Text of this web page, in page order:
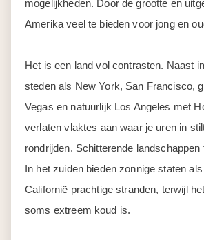
mogelijkheden. Door de grootte en
Amerika veel te bieden voor jong en
Het is een land vol contrasten. Naast
steden als New York, San Francisco,
Vegas en natuurlijk Los Angeles met
verlaten vlaktes aan waar je uren in
rondrijden. Schitterende
In het zuiden bieden zonnige staten
Californië prachtige stranden, terwijl
soms extreem koud is.